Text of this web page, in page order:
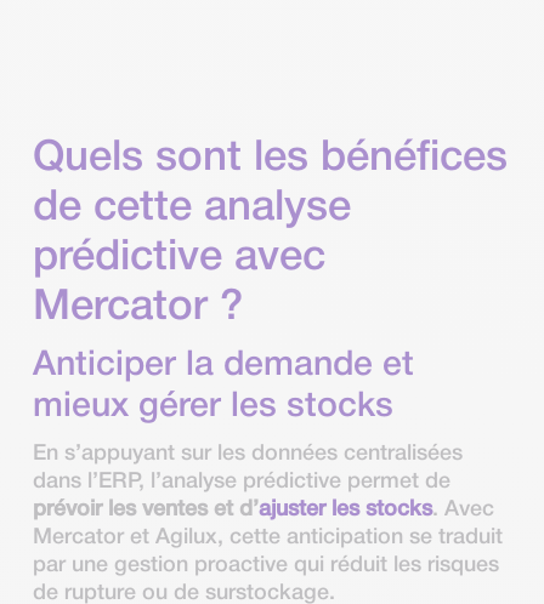
Quels sont les bénéfices
de cette analyse
prédictive avec
Mercator ?
Anticiper la demande et
mieux gérer les stocks
En s’appuyant sur les données centralisées
dans l’ERP, l’analyse prédictive permet de
prévoir les ventes et d’ajuster les stocks. Avec
Mercator et Agilux, cette anticipation se traduit
par une gestion proactive qui réduit les risques
de rupture ou de surstockage.